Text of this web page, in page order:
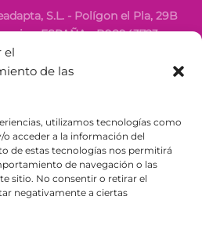
el
de las
utilizamos tecnologías como
o acceder a la información del
de estas tecnologías nos permitirá
de navegación o las
sitio. No consentir o retirar el
negativamente a ciertas
S.L. - Polígon el Pla, 29B
– ESPAÑA - B98943723